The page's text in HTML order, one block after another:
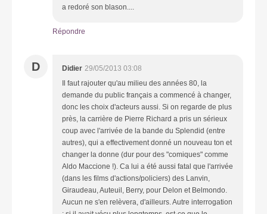
a redoré son blason....
Répondre
D Didier 29/05/2013 03:08
Il faut rajouter qu'au milieu des années 80, la
demande du public français a commencé à changer,
donc les choix d'acteurs aussi. Si on regarde de plus
près, la carrière de Pierre Richard a pris un sérieux
coup avec l'arrivée de la bande du Splendid (entre
autres), qui a effectivement donné un nouveau ton et
changer la donne (dur pour des "comiques" comme
Aldo Maccione !). Ca lui a été aussi fatal que l'arrivée
(dans les films d'actions/policiers) des Lanvin,
Giraudeau, Auteuil, Berry, pour Delon et Belmondo.
Aucun ne s'en relèvera, d'ailleurs. Autre interrogation